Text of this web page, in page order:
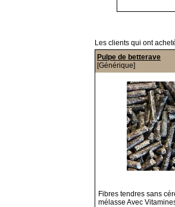
Les clients qui ont
Pulpe de betterave
[Générique]
Fibres tendres sans
mélasse Avec